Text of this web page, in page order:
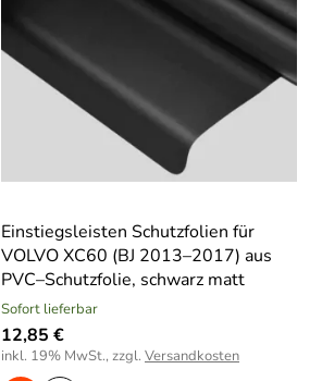
Einstiegsleisten Schutzfolien für
VOLVO XC60 (BJ 2013–2017) aus
PVC–Schutzfolie, schwarz matt
Sofort lieferbar
12,85 €
inkl. 19% MwSt., zzgl. Versandkosten